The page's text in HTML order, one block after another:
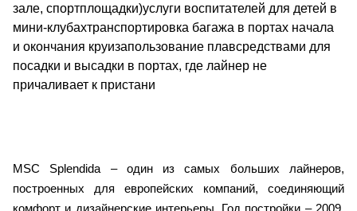
MSC Splendida – один из самых больших лайнеров,
построенных для европейских компаний, соединяющий
комфорт и дизайнерские интерьеры. Год постройки – 2009,
зале, спортплощадки)услуги воспитателей для детей в
мини-клубахтранспортировка багажа в портах начала
и окончания круизапользование плавсредствами для
посадки и высадки в портах, где лайнер не
причаливает к пристани